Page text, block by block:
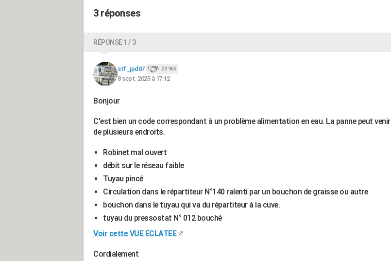
3 réponses
RÉPONSE 1 / 3
stf_jpd87 29 966
8 sept. 2025 à 17:12
Bonjour
C'est bien un code correspondant à un problème alimentation en eau. La panne peut venir
de plusieurs endroits.
Robinet mal ouvert
débit sur le réseau faible
Tuyau pincé
Circulation dans le répartiteur N°140 ralenti par un bouchon de graisse ou autre
bouchon dans le tuyau qui va du répartiteur à la cuve.
tuyau du pressostat N° 012 bouché
Voir cette VUE ECLATEE
Cordialement